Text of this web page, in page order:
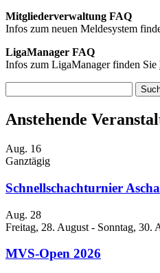
Mitgliederverwaltung FAQ
Infos zum neuen Meldesystem
LigaManager FAQ
Infos zum LigaManager finden Sie
nach:
Anstehende
Aug. 16
Ganztägig
Schnellschachturnier
Aug. 28
Freitag, 28. August - Sonntag, 30.
MVS-Open 2026